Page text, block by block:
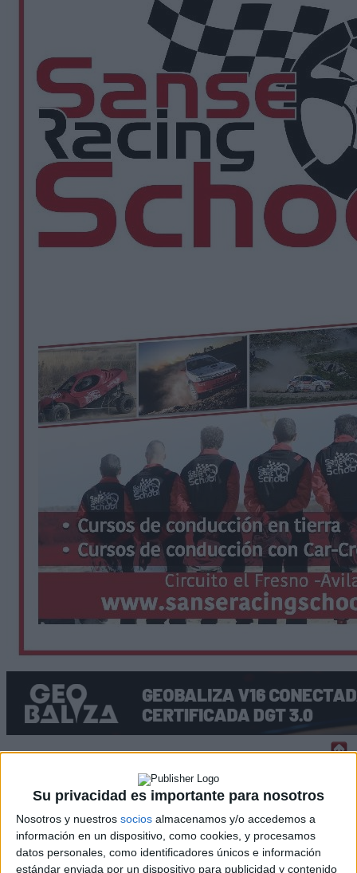
Su privacidad es importante para nosotros
Nosotros y nuestros socios almacenamos y/o accedemos a
información en un dispositivo, como cookies, y procesamos
datos personales, como identificadores únicos e información
estándar enviada por un dispositivo para publicidad y contenido
Rallyes
WRC
S-CER
ERC
CERA